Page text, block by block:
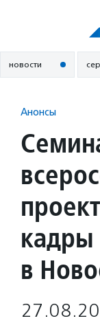
новости
Анонсы
в